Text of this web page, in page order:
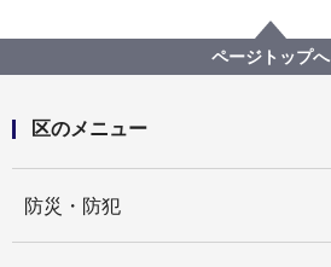
令和5年度 区長メッセージ
ページトップへ
区のメニュー
防災・防犯